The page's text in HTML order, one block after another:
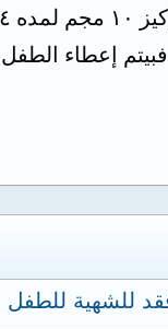
يوم
فبيتم إعطاء
للشهية للطفل